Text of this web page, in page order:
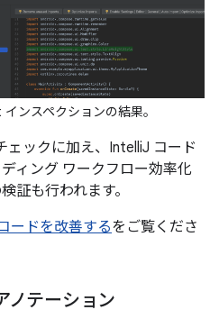
ンスペクションの結果。
ックに加え、IntelliJ コード
ィング ワークフロー効率化
証も行われます。
ードを改善するをご覧くださ
ノテーション